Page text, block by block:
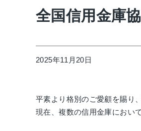
全国信用金庫
2025年11月20日
平素より格別のご愛顧を賜り
現在、複数の信用金庫におい